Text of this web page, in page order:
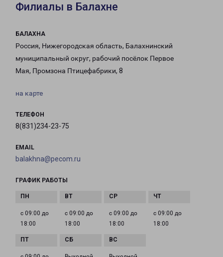
Филиалы в Балахне
БАЛАХНА
Россия, Нижегородская область, Балахнинский
муниципальный округ, рабочий посёлок Первое
Мая, Промзона Птицефабрики, 8
на карте
ТЕЛЕФОН
8(831)234-23-75
EMAIL
balakhna@pecom.ru
ГРАФИК РАБОТЫ
с 09:00 до
18:00
с 09:00 до
18:00
с 09:00 до
18:00
с 09:00 до
18:00